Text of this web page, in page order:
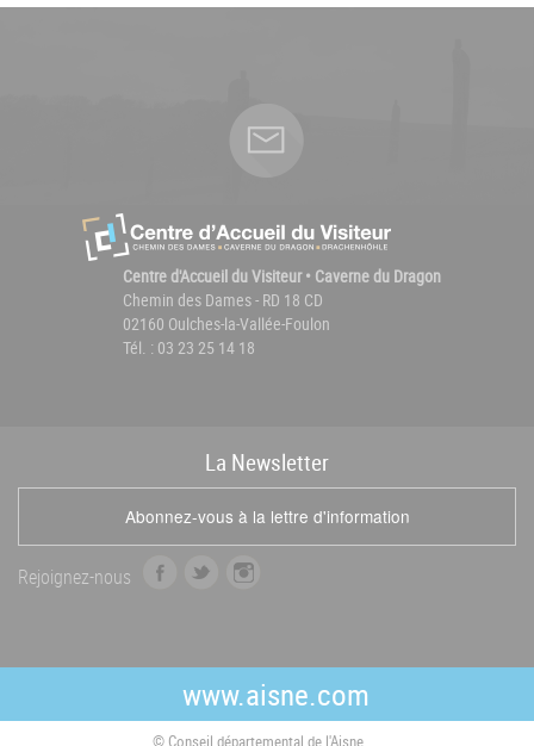
Centre d'Accueil du Visiteur • Caverne du Dragon
Chemin des Dames - RD 18 CD
02160 Oulches-la-Vallée-Foulon
Tél. : 03 23 25 14 18
La Newsletter
Abonnez-vous à la lettre d'information
Rejoignez-nous
b
o
t
e
r
a
g
r
www.aisne.com
© Conseil départemental de l'Aisne